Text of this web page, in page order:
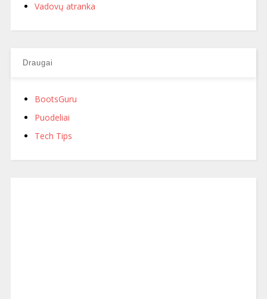
Vadovų atranka
Draugai
BootsGuru
Puodeliai
Tech Tips